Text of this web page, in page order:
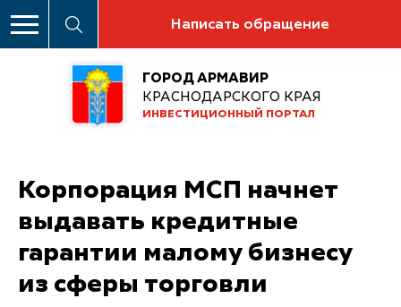
Написать обращение
ГОРОД АРМАВИР
КРАСНОДАРСКОГО КРАЯ
ИНВЕСТИЦИОННЫЙ ПОРТАЛ
Корпорация МСП начнет
выдавать кредитные
гарантии малому бизнесу
из сферы торговли